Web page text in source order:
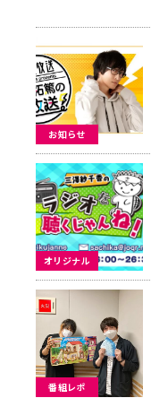
お知らせ
オリジナル
番組レポ